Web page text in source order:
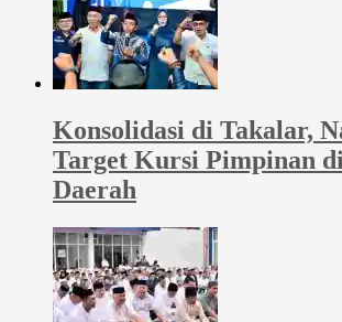
Konsolidasi di Takalar,
Target Kursi Pimpinan
Daerah